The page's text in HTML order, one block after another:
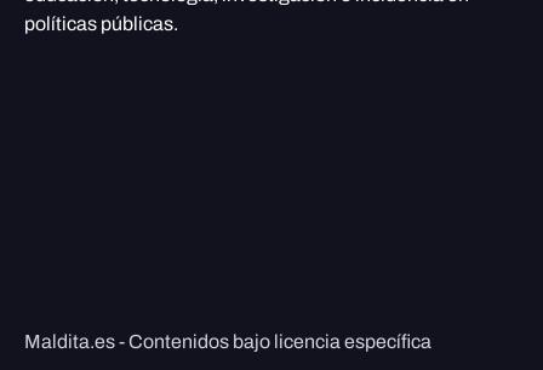
políticas públicas.
Maldita.es - Contenidos bajo licencia específica